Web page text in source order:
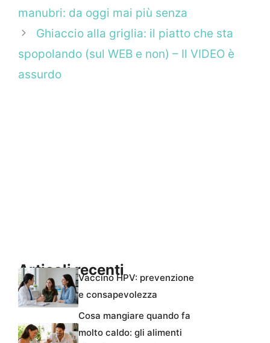
manubri: da oggi mai più senza
Ghiaccio alla griglia: il piatto che sta
spopolando (sul WEB e non) – Il VIDEO è
assurdo
Articoli recentiVaccino HPV: prevenzione
e consapevolezza
Cosa mangiare quando fa
molto caldo: gli alimenti